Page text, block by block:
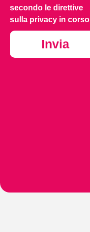
secondo le direttive
sulla privacy in corso.
Invia